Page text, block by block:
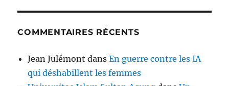
COMMENTAIRES RÉCENTS
Jean Julémont dansEn guerre contre les IA
qui déshabillent les femmes